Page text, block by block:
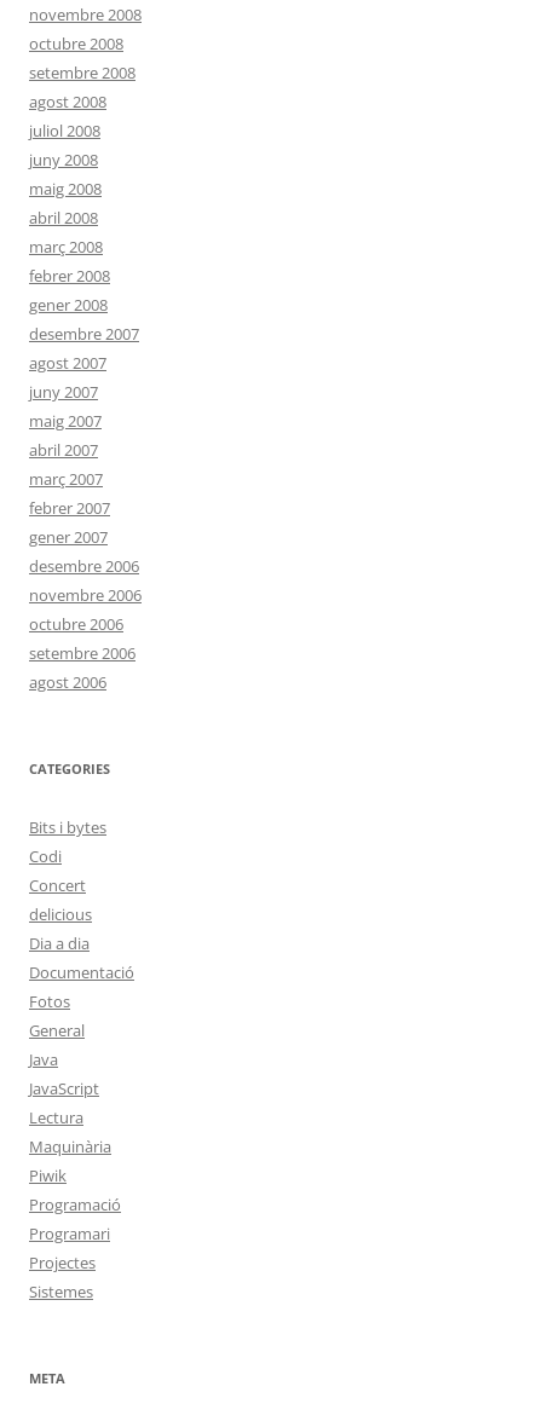
novembre 2008
octubre 2008
setembre 2008
agost 2008
juliol 2008
juny 2008
maig 2008
abril 2008
març 2008
febrer 2008
gener 2008
desembre 2007
agost 2007
juny 2007
maig 2007
abril 2007
març 2007
febrer 2007
gener 2007
desembre 2006
novembre 2006
octubre 2006
setembre 2006
agost 2006
CATEGORIES
Bits i bytes
Codi
Concert
delicious
Dia a dia
Documentació
Fotos
General
Java
JavaScript
Lectura
Maquinària
Piwik
Programació
Programari
Projectes
Sistemes
META